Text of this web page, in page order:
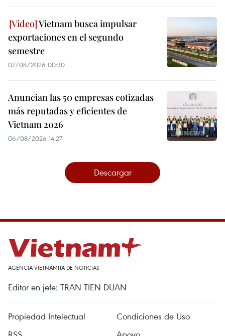
Vietnam busca impulsar
exportaciones en el segundo
semestre
07/08/2026 00:30
Anuncian las 50 empresas cotizadas
más reputadas y eficientes de
Vietnam 2026
06/08/2026 14:27
Descargar
AGENCIA VIETNAMITA DE NOTICIAS
Editor en jefe: TRAN TIEN DUAN
Propiedad Intelectual
Condiciones de Uso